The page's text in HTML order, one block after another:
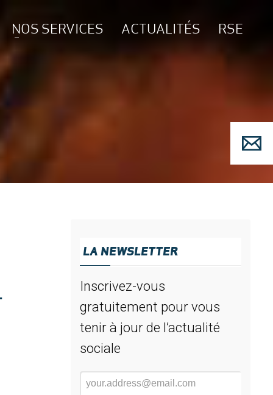
NOS SERVICES ACTUALITÉS RSE
LA NEWSLETTER
Inscrivez-vous
gratuitement pour vous
tenir à jour de l’actualité
sociale